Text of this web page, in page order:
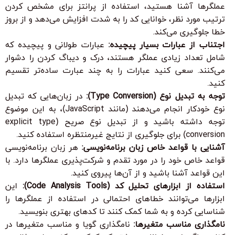
عملگرها آشنا هستید، استفاده از پرانتز برای مشخص کردن
ترتیب مورد نظر، خوانایی کد را به شدت افزایش می‌دهد و از بروز
خطا جلوگیری می‌کند.
اجتناب از عبارات بسیار پیچیده: عبارات طولانی و پیچیده که
شامل تعداد زیادی عملگر هستند، درک و دیباگ کردن را دشوار
می‌کنند. سعی کنید عبارات را به چند عبارت ساده‌تر تقسیم
کنید.
توجه به تبدیل نوع (Type Conversion):
در زبان‌هایی که تبدیل
نوع خودکار انجام می‌دهند (مانند JavaScript)، به این موضوع
توجه داشته باشید و از تبدیل نوع صریح (explicit type
conversion) برای جلوگیری از نتایج غیرمنتظره استفاده کنید.
آشنایی با قواعد خاص زبان برنامه‌نویسی: هر زبان برنامه‌نویسی
قواعد خاص خود را در مورد تقدم و شرکت‌پذیری عملگرها دارد. با
این قواعد آشنا باشید و از آن‌ها پیروی کنید.
استفاده از ابزارهای تحلیل کد (Code Analysis Tools):
این
ابزارها می‌توانند خطاهای احتمالی در استفاده از عملگرها را
شناسایی کرده و به شما کمک کنند تا کدهای بهتری بنویسید.
نامگذاری مناسب متغیرها:نامگذاری گویا و مناسب متغیرها در